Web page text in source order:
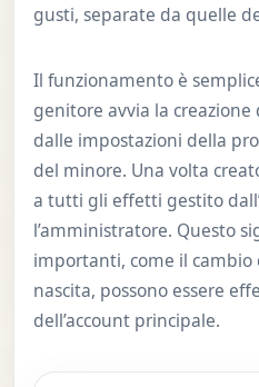
gusti, separate da quelle
Il funzionamento è
genitore avvia la
dalle impostazioni della
del minore. Una volta
a tutti gli effetti gestito
l’amministratore. Questo
importanti, come il
nascita, possono essere
dell’account principale.